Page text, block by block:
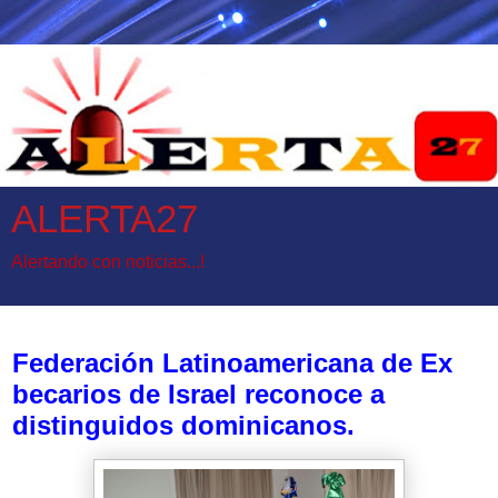
ALERTA27
Alertando con noticias...!
Federación Latinoamericana de Ex
becarios de Israel reconoce a
distinguidos dominicanos.